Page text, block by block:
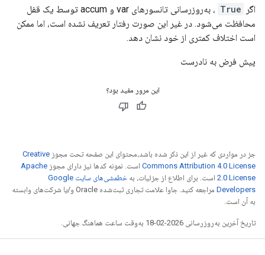
اگر True
، به‌روزرسانی تانسورهای var و accum توسط یک قفل
محافظت می‌شود. در غیر این صورت رفتار تعریف نشده است، اما ممکن
است اختلاف کمتری از خود نشان دهد.
پیش فرض به نادرست
این مرور مفید بود؟
جز در مواردی که غیر از این ذکر شده باشد،‌محتوای این صفحه تحت مجوز Creative
Commons Attribution 4.0 License است. نمونه کدها نیز دارای مجوز Apache
2.0 License است. برای اطلاع از جزئیات، به
خطمشی‌های سایت Google
Developers‏
مراجعه کنید. جاوا علامت تجاری ثبت‌شده Oracle و/یا شرکت‌های وابسته
به آن است.
تاریخ آخرین به‌روزرسانی 2026-02-18 به‌وقت ساعت هماهنگ جهانی.